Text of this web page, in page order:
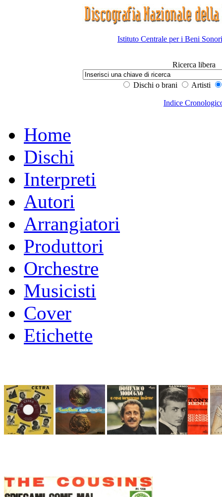
Istituto Centrale per i Beni
Ricerca libera
Dischi o brani Artisti
Indice
Home
Dischi
Interpreti
Autori
Arrangiatori
Produttori
Orchestre
Musicisti
Cover
Etichette